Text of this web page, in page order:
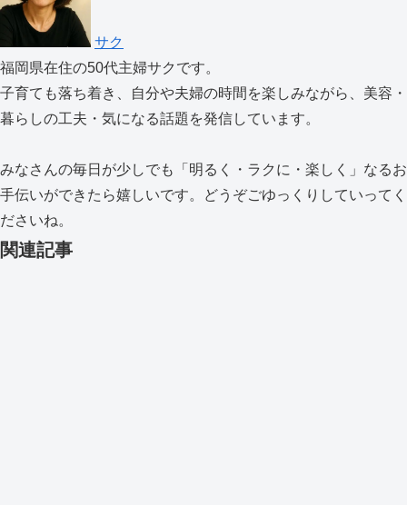
サク
福岡県在住の50代主婦サクです。
子育ても落ち着き、自分や夫婦の時間を楽しみながら、美容・
暮らしの工夫・気になる話題を発信しています。
みなさんの毎日が少しでも「明るく・ラクに・楽しく」なるお
手伝いができたら嬉しいです。どうぞごゆっくりしていってく
ださいね。
関連記事